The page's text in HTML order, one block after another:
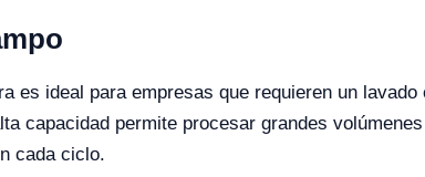
es ideal para empresas que requieren un
capacidad permite procesar grandes
cada ciclo.